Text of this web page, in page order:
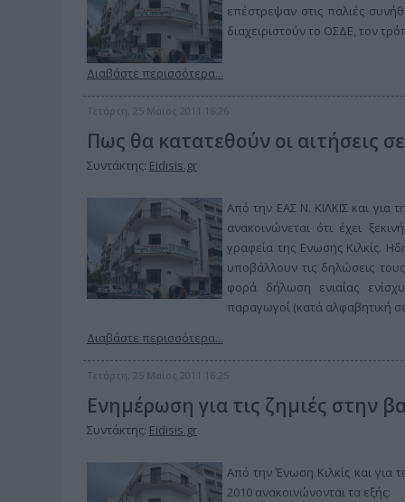
επέστρεψαν στις παλιές
διαχειριστούν το ΟΣΔΕ, τον
Διαβάστε περισσότερα...
Τετάρτη, 25 Μαϊος 2011 16:26
Πως θα κατατεθούν οι αιτήσεις
Συντάκτης: Eidisis.gr
Aπό την ΕΑΣ Ν. ΚΙΛΚΙΣ και για
ανακοινώνεται ότι έχει
γραφεία της Ενωσης Κιλκίς.
υποβάλλουν τις δηλώσεις
φορά δήλωση ενιαίας
παραγωγοί (κατά αλφαβητική
Διαβάστε περισσότερα...
Τετάρτη, 25 Μαϊος 2011 16:25
Ενημέρωση για τις ζημιές στην
Συντάκτης: Eidisis.gr
Από την Ένωση Κιλκίς και για
2010 ανακοινώνονται τα εξής: